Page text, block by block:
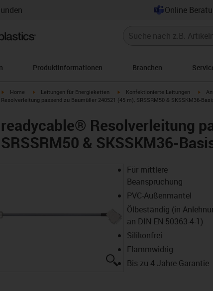
Online
Produktinformationen Branchen
igus-icon-arrow-right
Home igus-icon-arrow-right
Leitungen für Energieketten igus-icon-arrow-right
Konfektionierte Leitungen
Resolverleitung passend zu Baumüller 240521 (45 m), SRSSRM50 & SKSSKM36-
readycable® Resolverleitung
SRSSRM50 & SKSSKM36-
igus-icon-lupe
Für mittlere
Beanspruchung
PVC-Außenmantel
Ölbeständig (in
an DIN EN 50363-4-1)
Silikonfrei
Flammwidrig
Bis zu 4 Jahre Garantie